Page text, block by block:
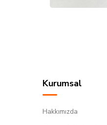
Kurumsal
Hakkımızda